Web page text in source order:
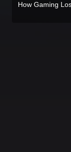
How Gaming